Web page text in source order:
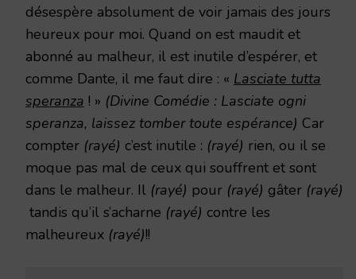
désespère absolument de voir jamais des jours
heureux pour moi. Quand on est maudit et
abonné au malheur, il est inutile d’espérer, et
comme Dante, il me faut dire : « Lasciate tutta
speranza ! » (Divine Comédie : Lasciate ogni
speranza, laissez tomber toute espérance) Car
compter (rayé) c’est inutile : (rayé) rien, ou il se
moque pas mal de ceux qui souffrent et sont
dans le malheur. Il (rayé) pour (rayé) gâter (rayé)
tandis qu’il s’acharne (rayé) contre les
malheureux (rayé)!!